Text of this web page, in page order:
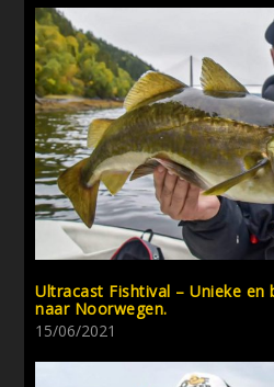
Ultracast Fishtival – Unieke en
naar Noorwegen.
15/06/2021